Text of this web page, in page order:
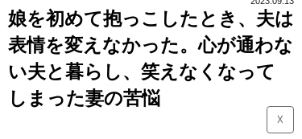
娘を初めて抱っこしたとき、夫は
表情を変えなかった。心が通わな
い夫と暮らし、笑えなくなって
しまった妻の苦悩
☓